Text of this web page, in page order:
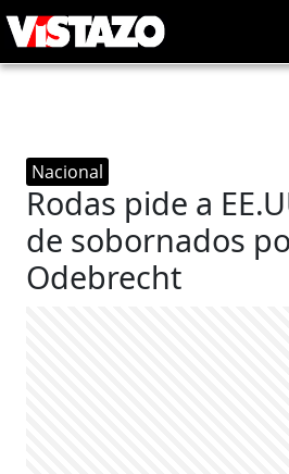
Nacional
Rodas pide a
de sobornados
Odebrecht